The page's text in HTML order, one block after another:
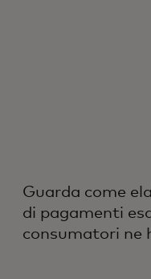
Guarda come
di pagamenti
consumatori ne